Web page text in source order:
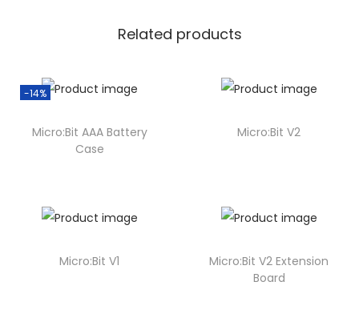
Related products
-14%
Micro:Bit AAA Battery
Case
Micro:Bit V2
Micro:Bit V1
Micro:Bit V2 Extension
Board